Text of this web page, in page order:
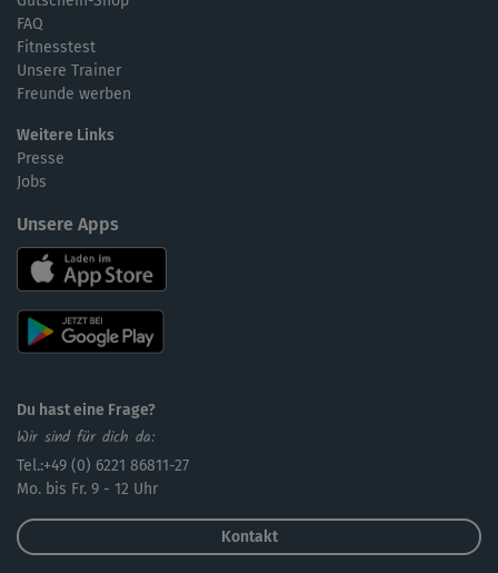
FAQ
Fitnesstest
Unsere Trainer
Freunde werben
Weitere Links
Presse
Jobs
Unsere Apps
Du hast eine Frage?
Wir sind für dich da:
Tel.:+49 (0) 6221 86811-27
Mo. bis Fr. 9 - 12 Uhr
Kontakt